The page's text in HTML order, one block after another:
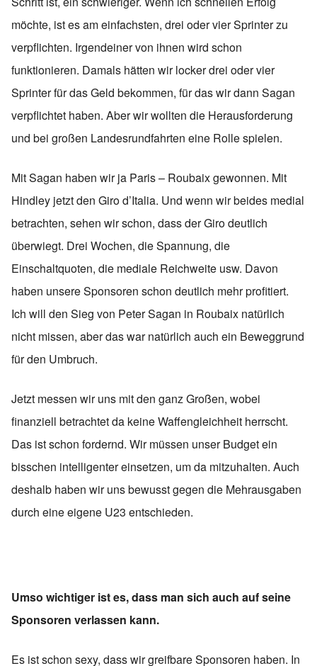
möchte, ist es am einfachsten, drei oder vier Sprinter zu
verpflichten. Irgendeiner von ihnen wird schon
funktionieren. Damals hätten wir locker drei oder vier
Sprinter für das Geld bekommen, für das wir dann Sagan
verpflichtet haben. Aber wir wollten die Herausforderung
und bei großen Landesrundfahrten eine Rolle spielen.
Mit Sagan haben wir ja Paris – Roubaix gewonnen. Mit
Hindley jetzt den Giro d’Italia. Und wenn wir beides medial
betrachten, sehen wir schon, dass der Giro deutlich
überwiegt. Drei Wochen, die Spannung, die
Einschaltquoten, die mediale Reichweite usw. Davon
haben unsere Sponsoren schon deutlich mehr profitiert.
Ich will den Sieg von Peter Sagan in Roubaix natürlich
nicht missen, aber das war natürlich auch ein Beweggrund
für den Umbruch.
Jetzt messen wir uns mit den ganz Großen, wobei
finanziell betrachtet da keine Waffengleichheit herrscht.
Das ist schon fordernd. Wir müssen unser Budget ein
bisschen intelligenter einsetzen, um da mitzuhalten. Auch
deshalb haben wir uns bewusst gegen die Mehrausgaben
durch eine eigene U23 entschieden.
Umso wichtiger ist es, dass man sich auch auf seine
Sponsoren verlassen kann.
Es ist schon sexy, dass wir greifbare Sponsoren haben. In